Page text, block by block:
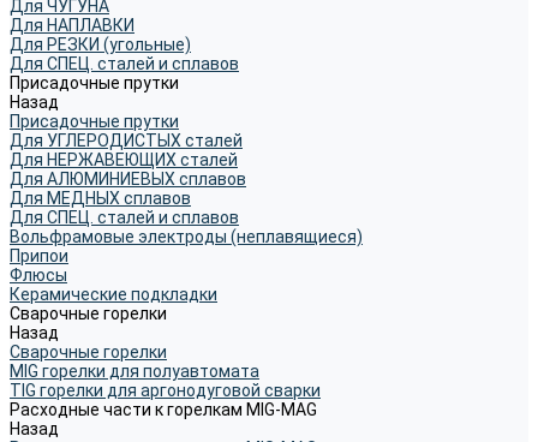
Для ЧУГУНА
Для НАПЛАВКИ
Для РЕЗКИ (угольные)
Для СПЕЦ. сталей и сплавов
Присадочные прутки
Назад
Присадочные прутки
Для УГЛЕРОДИСТЫХ сталей
Для НЕРЖАВЕЮЩИХ сталей
Для АЛЮМИНИЕВЫХ сплавов
Для МЕДНЫХ сплавов
Для СПЕЦ. сталей и сплавов
Вольфрамовые электроды (неплавящиеся)
Припои
Флюсы
Керамические подкладки
Сварочные горелки
Назад
Сварочные горелки
MIG горелки для полуавтомата
TIG горелки для аргонодуговой сварки
Расходные части к горелкам MIG-MAG
Назад